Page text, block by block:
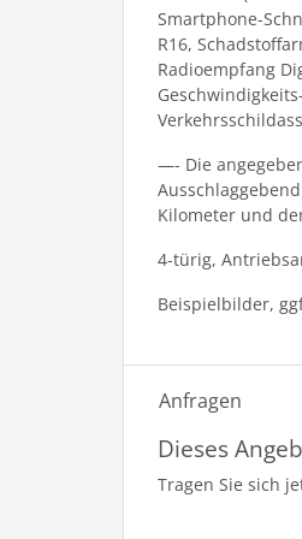
Smartphone-
R16,
Radioempfang
—- Die
Kilometer und
4-türig,
Beispielbilder,
Anfragen
Dieses
Tragen Sie sich